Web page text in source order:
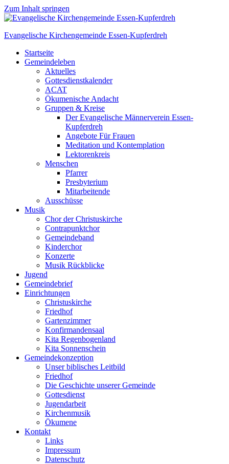
Zum Inhalt springen
Evangelische Kirchengemeinde Essen-Kupferdreh
Startseite
Gemeindeleben
Aktuelles
Gottesdienstkalender
ACAT
Ökumenische Andacht
Gruppen & Kreise
Der Evangelische Männerverein Essen-
Kupferdreh
Angebote Für Frauen
Meditation und Kontemplation
Lektorenkreis
Menschen
Pfarrer
Presbyterium
Mitarbeitende
Ausschüsse
Musik
Chor der Christuskirche
Contrapunktchor
Gemeindeband
Kinderchor
Konzerte
Musik Rückblicke
Jugend
Gemeindebrief
Einrichtungen
Christuskirche
Friedhof
Gartenzimmer
Konfirmandensaal
Kita Regenbogenland
Kita Sonnenschein
Gemeindekonzeption
Unser biblisches Leitbild
Friedhof
Die Geschichte unserer Gemeinde
Gottesdienst
Jugendarbeit
Kirchenmusik
Ökumene
Kontakt
Links
Impressum
Datenschutz